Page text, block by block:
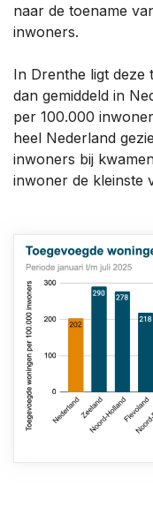
naar de toename
inwoners.
In Drenthe ligt deze
dan gemiddeld in
per 100.000
heel Nederland
inwoners bij
inwoner de kleinste